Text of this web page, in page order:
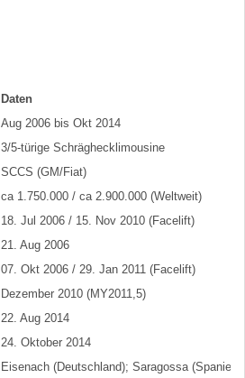
Daten
Aug 2006 bis Okt 2014
3/5-türige Schräghecklimousine
SCCS (GM/Fiat)
ca 1.750.000 / ca 2.900.000 (Weltweit)
18. Jul 2006 / 15. Nov 2010 (Facelift)
21. Aug 2006
07. Okt 2006 / 29. Jan 2011 (Facelift)
Dezember 2010 (MY2011,5)
22. Aug 2014
24. Oktober 2014
Eisenach (Deutschland); Saragossa (Spanien)